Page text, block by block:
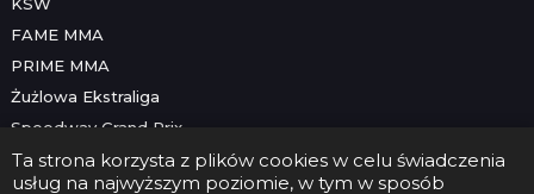
Ta strona korzysta z plików cookies w celu świadczenia
usług na najwyższym poziomie, w tym w sposób
FAME MMA
PRIME MMA
Żużlowa Ekstraliga
Speedway Grand Prix
Skoki narciarskie